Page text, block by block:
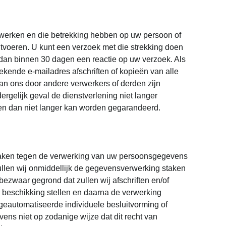
en die betrekking hebben op uw persoon of
U kunt een verzoek met die strekking doen
binnen 30 dagen een reactie op uw verzoek. Als
e-mailadres afschriften of kopieën van alle
ons door andere verwerkers of derden zijn
geval de dienstverlening niet langer
dan niet langer kan worden gegarandeerd.
tegen de verwerking van uw persoonsgegevens
wij onmiddellijk de gegevensverwerking staken
gegrond dat zullen wij afschriften en/of
stellen en daarna de verwerking
individuele besluitvorming of
niet op zodanige wijze dat dit recht van